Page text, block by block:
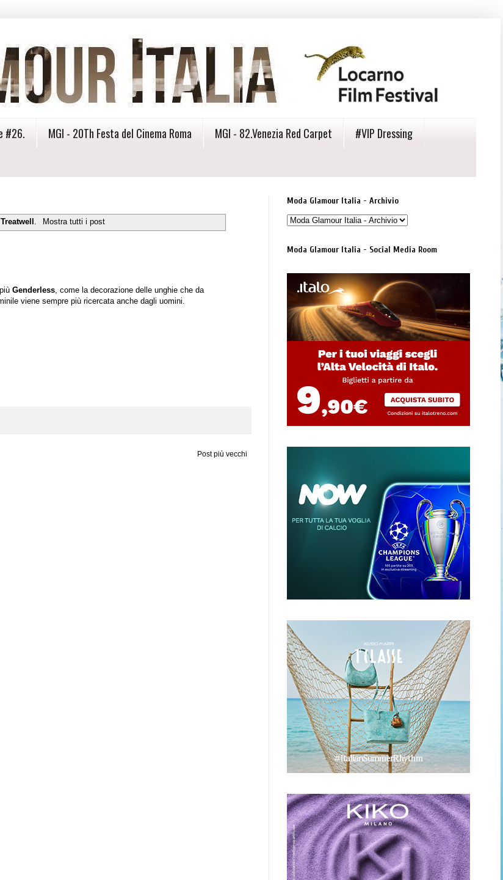
#26. MGI - 20Th Festa del Cinema Roma MGI - 82.Venezia Red Carpet
#VIP Dressing
Treatwell . Mostra tutti i post
Genderless, come la decorazione delle unghie che da
viene sempre più ricercata anche dagli uomini.
Post più vecchi
Moda Glamour Italia - Archivio
Moda Glamour Italia - Social Media Room